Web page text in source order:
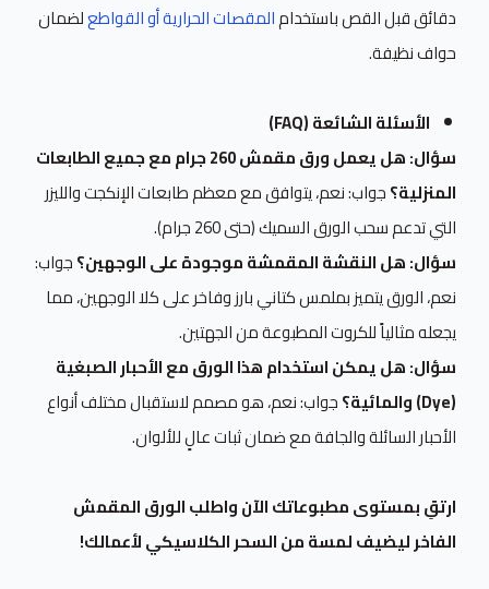
دقائق قبل القص باستخدامالمقصات الحرارية أو القواطعلضمان
حواف نظيفة.
الأسئلة الشائعة (FAQ)
سؤال: هل يعمل ورق مقمش 260 جرام مع جميع الطابعات
المنزلية؟جواب: نعم، يتوافق مع معظم طابعات الإنكجت والليزر
التي تدعم سحب الورق السميك (حتى 260 جرام).
سؤال: هل النقشة المقمشة موجودة على الوجهين؟جواب:
نعم، الورق يتميز بملمس كتاني بارز وفاخر على كلا الوجهين، مما
يجعله مثالياً للكروت المطبوعة من الجهتين.
سؤال: هل يمكن استخدام هذا الورق مع الأحبار الصبغية
(Dye) والمائية؟
جواب: نعم، هو مصمم لاستقبال مختلف أنواع
الأحبار السائلة والجافة مع ضمان ثبات عالٍ للألوان.
ارتقِ بمستوى مطبوعاتك الآن واطلب الورق المقمش
الفاخر ليضيف لمسة من السحر الكلاسيكي لأعمالك!